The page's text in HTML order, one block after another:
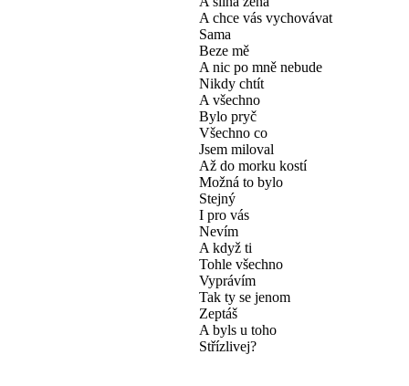
A chce vás vychovávat
Sama
Beze mě
A nic po mně nebude
Nikdy chtít
A všechno
Bylo pryč
Všechno co
Jsem miloval
Až do morku kostí
Možná to bylo
Stejný
I pro vás
Nevím
A když ti
Tohle všechno
Vyprávím
Tak ty se jenom
Zeptáš
A byls u toho
Střízlivej?